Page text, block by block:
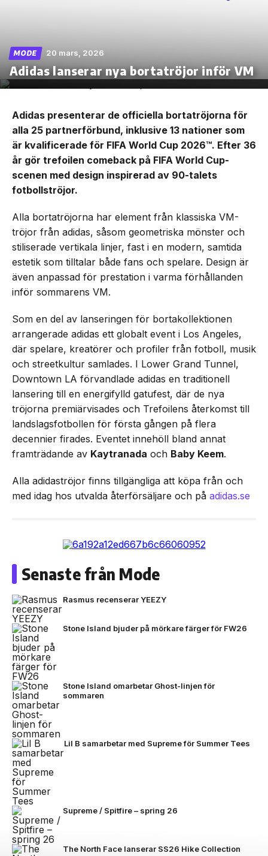
Skip
the
MODE 20 mars, 2026
Adidas lanserar nya bortatröjor inför VM
Adidas presenterar de officiella bortatröjorna för
alla 25 partnerförbund, inklusive 13 nationer som
är kvalificerade för FIFA World Cup 2026™. Efter 36
år gör trefoilen comeback på FIFA World Cup-
scenen med design inspirerad av 90-talets
fotbollströjor.
Alla bortatröjorna har element från klassiska VM-
tröjor från adidas, såsom geometriska mönster och
stiliserade vertikala linjer, fast i en modern, samtida
estetik som tilltalar både fans och spelare. Design är
även anpassad för prestation i varma förhållanden
inför sommarens VM.
Som en del av lanseringen för bortakollektionen
arrangerade adidas ett globalt event i Los Angeles,
där spelare, kreatörer och profiler från fotboll, musik
och streetkultur samlades. I Lower Grand Tunnel,
Downtown LA förvandlade adidas en traditionell
lansering till en energifylld gatufest, där de nya
tröjorna premiärvisades och Trefoilens återkomst till
landslagsfotbollen för första gången på flera
decennier firades. Eventet innehöll bland annat
framträdande av Kaytranada och Baby Keem.
Alla adidaströjor finns tillgängliga att köpa från och
med idag hos utvalda återförsäljare och på adidas.se
Senaste från Mode
Rasmus recenserar YEEZY
Stone Island bjuder på mörkare färger för FW26
Stone Island omarbetar Ghost-linjen för
sommaren
Lil B samarbetar med Supreme för Summer Tees
Supreme / Spitfire – spring 26
The North Face lanserar SS26 Hike Collection